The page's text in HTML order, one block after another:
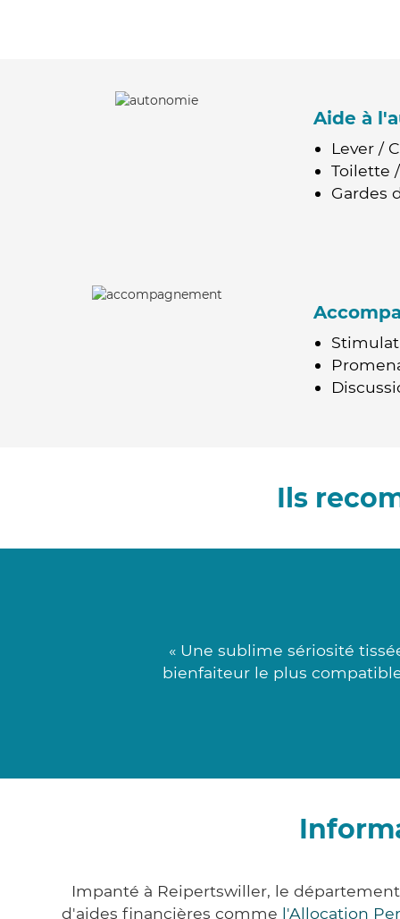
Aide à
Lever /
Toilette
Gardes
Ils
« Une sublime sériosité
bienfaiteur le plus
Impanté à Reipertswiller, le
d'aides financières comme l'Allocation